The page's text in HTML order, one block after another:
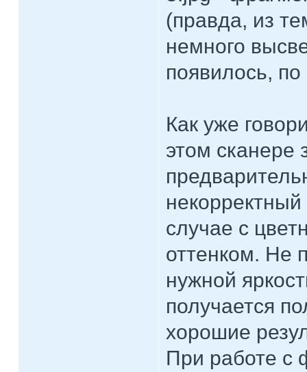
(правда, из
немного
появилось,
Как уже
этом сканере
случае с
оттенком. Не
нужной
получается
хорошие
При работе с